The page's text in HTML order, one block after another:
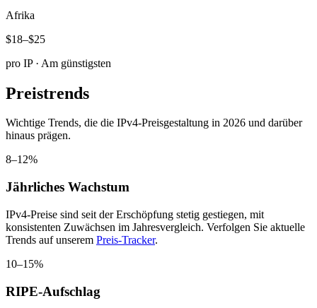
Afrika
$18–$25
pro IP· Am günstigsten
Preistrends
Wichtige Trends, die die IPv4-Preisgestaltung in 2026 und darüber
hinaus prägen.
8–12%
Jährliches Wachstum
IPv4-Preise sind seit der Erschöpfung stetig gestiegen, mit
konsistenten Zuwächsen im Jahresvergleich. Verfolgen Sie aktuelle
Trends auf unserem Preis-Tracker.
10–15%
RIPE-Aufschlag